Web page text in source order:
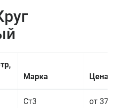
Марка Цена
Ст3
от 37